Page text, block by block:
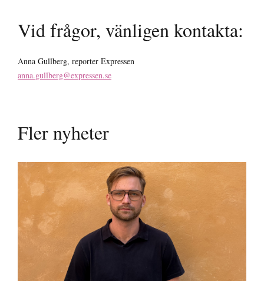
Vid frågor, vänligen kontakta:
Anna Gullberg, reporter Expressen
anna.gullberg@expressen.se
Fler nyheter